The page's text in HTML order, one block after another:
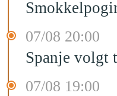
07/08 20:00
Spanje volgt
07/08 19:00